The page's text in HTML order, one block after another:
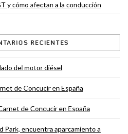
y cómo afectan a la conducción
RECIENTES
del motor diésel
de Concucir en España
de Concucir en España
Park, encuentra aparcamiento a